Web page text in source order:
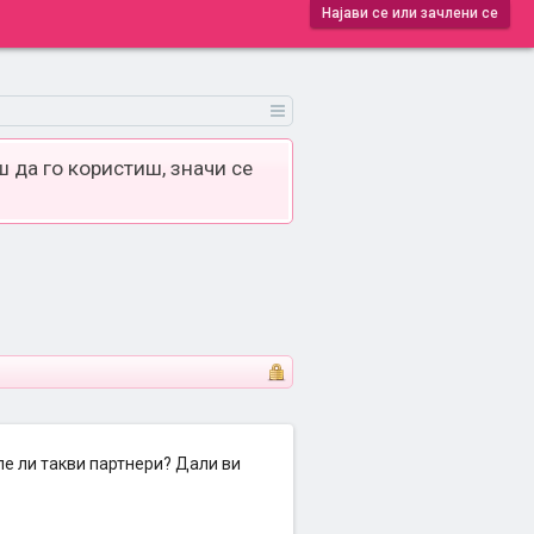
Најави се или зачлени се
да го користиш, значи се
ли такви партнери? Дали ви